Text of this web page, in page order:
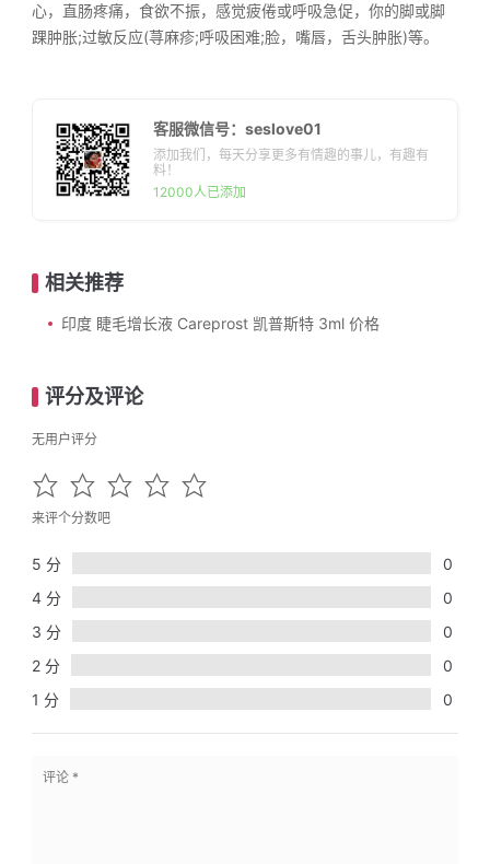
心，直肠疼痛，食欲不振，感觉疲倦或呼吸急促，你的脚或脚
踝肿胀;过敏反应(荨麻疹;呼吸困难;脸，嘴唇，舌头肿胀)等。
客服微信号：seslove01
添加我们，每天分享更多有情趣的事儿，有趣有
料！
12000人已添加
相关推荐
印度 睫毛增长液 Careprost 凯普斯特 3ml 价格
评分及评论
无用户评分
来评个分数吧
5 分
0
4 分
0
3 分
0
2 分
0
1 分
0